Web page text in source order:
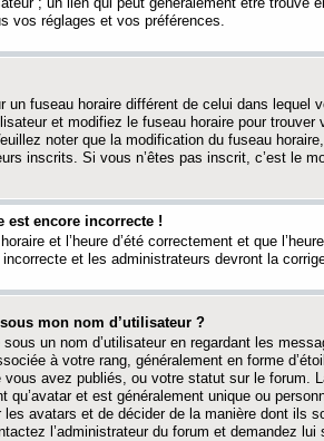
vos réglages et vos préférences.
un fuseau horaire différent de celui dans lequel
et modifiez le fuseau horaire pour trouver
noter que la modification du fuseau
inscrits. Si vous n’êtes pas inscrit, c’est le
est encore incorrecte !
et l’heure d’été correctement et que
et les administrateurs devront la
mon nom d’utilisateur ?
un nom d’utilisateur en regardant les
à votre rang, généralement en forme
avez publiés, ou votre statut sur le forum.
et est généralement unique ou
les avatars et de décider de la manière dont ils
l’administrateur du forum et demandez lui